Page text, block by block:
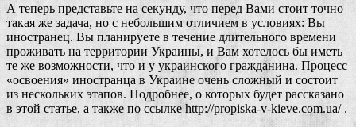
А теперь представьте на секунду, что перед Вами стоит точно
такая же задача, но с небольшим отличием в условиях: Вы
иностранец. Вы планируете в течение длительного времени
проживать на территории Украины, и Вам хотелось бы иметь
те же возможности, что и у украинского гражданина. Процесс
«освоения» иностранца в Украине очень сложный и состоит
из нескольких этапов. Подробнее, о которых будет рассказано
в этой статье, а также по ссылке http://propiska-v-kieve.com.ua/ .